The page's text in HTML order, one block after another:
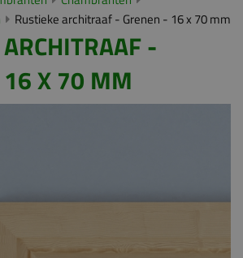
Rustieke architraaf - Grenen - 16 x 70 mm
-
X 70 MM